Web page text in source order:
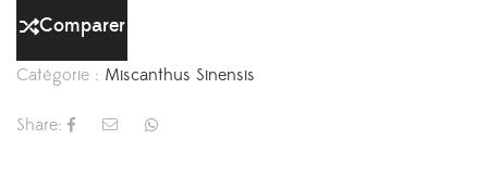
Comparer
Catégorie : Miscanthus Sinensis
Share: